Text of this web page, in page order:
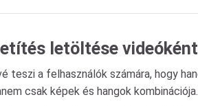
letöltése
teszi a felhasználók számára, hogy
csak képek és hangok